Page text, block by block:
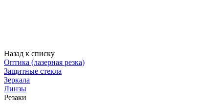
Назад к списку
Оптика (лазерная резка)
Защитные стекла
Зеркала
Линзы
Резаки